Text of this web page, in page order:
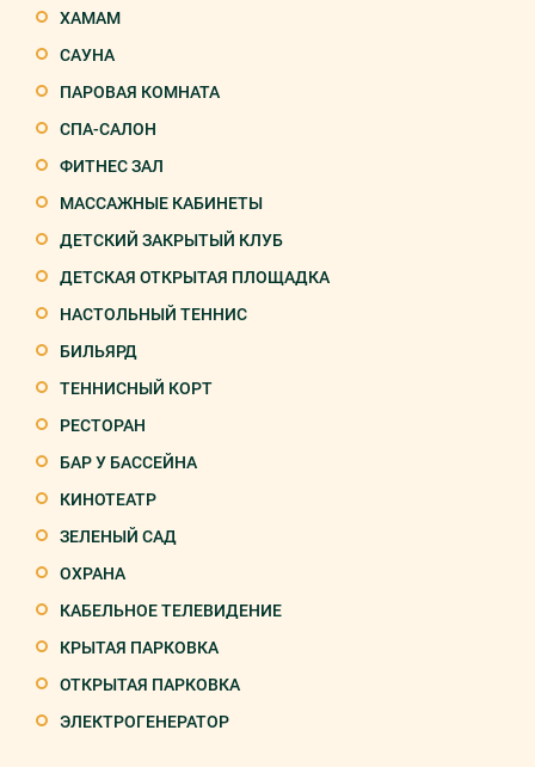
ХАМАМ
САУНА
ПАРОВАЯ КОМНАТА
СПА-САЛОН
ФИТНЕС ЗАЛ
МАССАЖНЫЕ КАБИНЕТЫ
ДЕТСКИЙ ЗАКРЫТЫЙ КЛУБ
ДЕТСКАЯ ОТКРЫТАЯ ПЛОЩАДКА
НАСТОЛЬНЫЙ ТЕННИС
БИЛЬЯРД
ТЕННИСНЫЙ КОРТ
РЕСТОРАН
БАР У БАССЕЙНА
КИНОТЕАТР
ЗЕЛЕНЫЙ САД
ОХРАНА
КАБЕЛЬНОЕ ТЕЛЕВИДЕНИЕ
КРЫТАЯ ПАРКОВКА
ОТКРЫТАЯ ПАРКОВКА
ЭЛЕКТРОГЕНЕРАТОР